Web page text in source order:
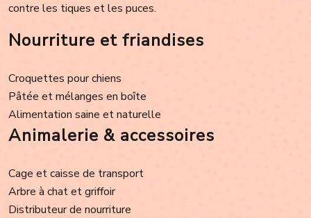
contre les tiques et les puces.
Nourriture et friandises
Croquettes pour chiens
Pâtée et mélanges en boîte
Alimentation saine et naturelle
Animalerie & accessoires
Cage et caisse de transport
Arbre à chat et griffoir
Distributeur de nourriture